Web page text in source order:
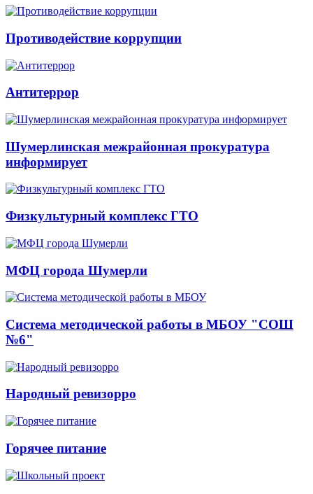
Противодействие коррупции
Антитеррор
Шумерлинская межрайонная прокуратура
информирует
Физкультурный комплекс ГТО
МФЦ города Шумерли
Система методической работы в МБОУ "СОШ
№6"
Народный ревизорро
Горячее питание